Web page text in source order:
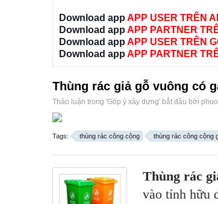
Download app APP USER TRÊN
Download app APP PARTNER
Download app APP USER TRÊN
Download app APP PARTNER
Thùng rác giả gỗ vuông có
Thảo luận trong 'Góp ý xây dựng' bắt đầu bởi
Tags: thùng rác công cộng thùng rác công cộng
Thùng rác
vào tính hữu